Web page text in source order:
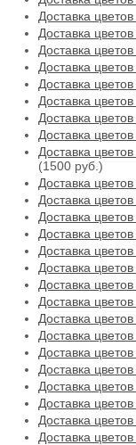
Доставка
Доставка
Доставка
Доставка
Доставка
Доставка
Доставка
Доставка
Доставка
(1500 руб.)
Доставка
Доставка
Доставка
Доставка
Доставка
Доставка
Доставка
Доставка
Доставка
Доставка
Доставка
Доставка
Доставка
Доставка
Доставка
Доставка